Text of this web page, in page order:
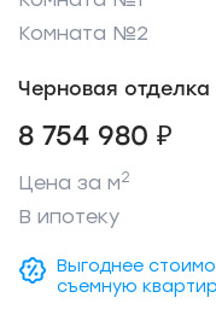
Комната №2
Черновая отделка
8 754 980 ₽
Цена за м2
В ипотеку
Выгоднее
съемную